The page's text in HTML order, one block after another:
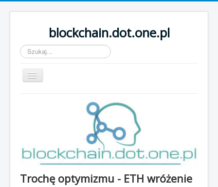
blockchain.dot.one.pl
Szukaj...
Przełącz
nawigację
Kontakt
FAQs
Linki
Trochę optymizmu - ETH wróżenie